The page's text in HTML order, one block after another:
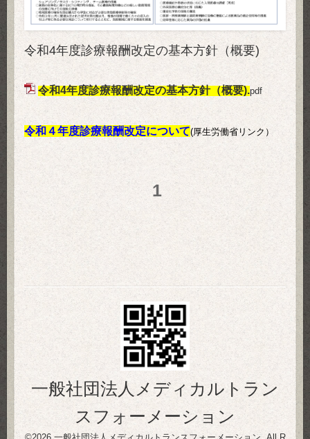
令和4年度診療報酬改定の基本方針（概要)
令和4年度診療報酬改定の基本方針（概要).pdf
令和４年度診療報酬改定について(厚生労働省リンク）
1
一般社団法人メディカルトラン
スフォーメーション